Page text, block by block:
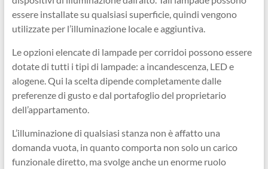
essere installate su qualsiasi superficie, quindi vengono
utilizzate per l’illuminazione locale e aggiuntiva.
Le opzioni elencate di lampade per corridoi possono essere
dotate di tutti i tipi di lampade: a incandescenza, LED e
alogene. Qui la scelta dipende completamente dalle
preferenze di gusto e dal portafoglio del proprietario
dell’appartamento.
L’illuminazione di qualsiasi stanza non è affatto una
domanda vuota, in quanto comporta non solo un carico
funzionale diretto, ma svolge anche un enorme ruolo